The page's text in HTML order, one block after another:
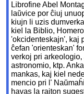
Librofine Abel
laŭvice por ĉiuj
kiujn li uzis
kiel la Biblio,
'okcidenteskajn', kaj
ĉefan 'orienteskan'
verkoj pri
astronomio, ktp.
mankas, kaj kiel
mencio pri l'
havas la rajton